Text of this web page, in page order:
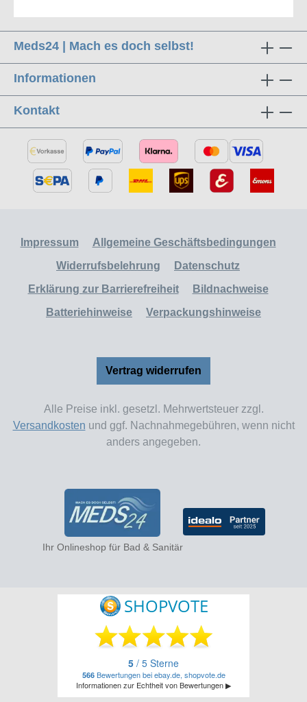
Meds24 | Mach es doch selbst!
Informationen
Kontakt
Impressum
Allgemeine Geschäftsbedingungen
Widerrufsbelehrung
Datenschutz
Erklärung zur Barrierefreiheit
Bildnachweise
Batteriehinweise
Verpackungshinweise
Vertrag widerrufen
Alle Preise inkl. gesetzl. Mehrwertsteuer zzgl.
Versandkosten und ggf. Nachnahmegebühren, wenn nicht
anders angegeben.
Ihr Onlineshop für Bad & Sanitär